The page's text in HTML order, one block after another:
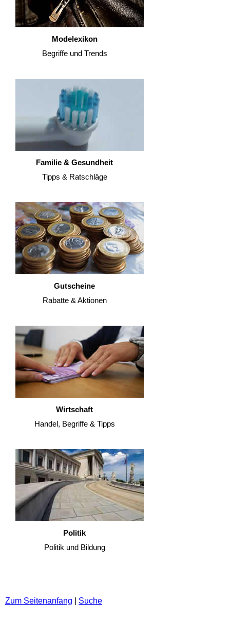
Modelexikon
Begriffe und Trends
Familie & Gesundheit
Tipps & Ratschläge
Gutscheine
Rabatte & Aktionen
Wirtschaft
Handel, Begriffe & Tipps
Politik
Politik und Bildung
Zum Seitenanfang Suche